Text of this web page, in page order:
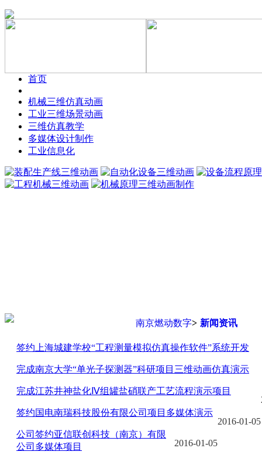
首页
机械三维仿真动画
工业三维场景动画
三维仿真教学
多媒体设计制作
工业信息化
南京燃动数字> 新闻资讯
签约上海城建学校“工程测量模拟仿真操作软件”系统开发
完成南京大学“单光子探测器”科研项目三维动画仿真演示
完成江苏井神盐化Ⅳ组罐盐硝联产工艺流程演示项目
2016-01-05
签约国电南瑞科技股份有限公司项目多媒体演示
2016-01-05
公司签约亚信联创科技（南京）有限
公司多媒体项目